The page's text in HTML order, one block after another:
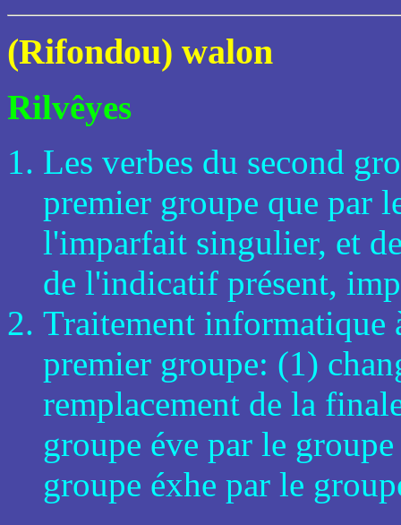
(Rifondou) walon
Rilvêyes
Les verbes du second
premier groupe que par
l'imparfait singulier, et
de l'indicatif présent,
Traitement informatique
premier groupe: (1)
remplacement de la
groupe éve par le
groupe éxhe par le